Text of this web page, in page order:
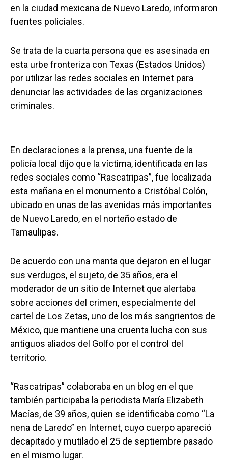
en la ciudad mexicana de Nuevo Laredo, informaron
fuentes policiales.
Se trata de la cuarta persona que es asesinada en
esta urbe fronteriza con Texas (Estados Unidos)
por utilizar las redes sociales en Internet para
denunciar las actividades de las organizaciones
criminales.
En declaraciones a la prensa, una fuente de la
policía local dijo que la víctima, identificada en las
redes sociales como “Rascatripas”, fue localizada
esta mañana en el monumento a Cristóbal Colón,
ubicado en unas de las avenidas más importantes
de Nuevo Laredo, en el norteño estado de
Tamaulipas.
De acuerdo con una manta que dejaron en el lugar
sus verdugos, el sujeto, de 35 años, era el
moderador de un sitio de Internet que alertaba
sobre acciones del crimen, especialmente del
cartel de Los Zetas, uno de los más sangrientos de
México, que mantiene una cruenta lucha con sus
antiguos aliados del Golfo por el control del
territorio.
“Rascatripas” colaboraba en un blog en el que
también participaba la periodista María Elizabeth
Macías, de 39 años, quien se identificaba como “La
nena de Laredo” en Internet, cuyo cuerpo apareció
decapitado y mutilado el 25 de septiembre pasado
en el mismo lugar.